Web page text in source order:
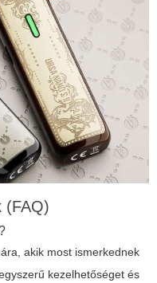
(FAQ)
akik most ismerkednek
kezelhetőséget és